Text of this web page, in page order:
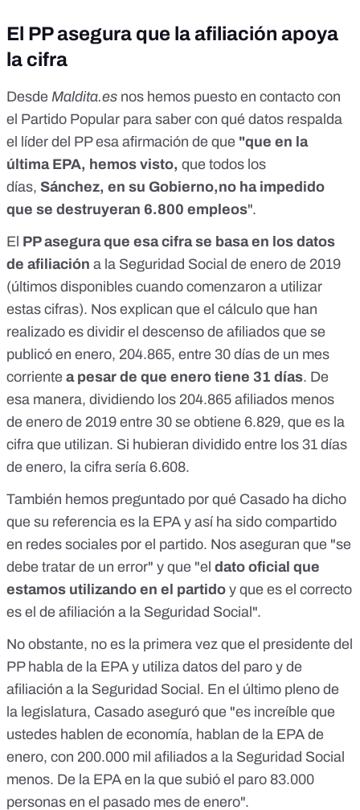
El PP asegura que la afiliación apoya
la cifra
Desde Maldita.es nos hemos puesto en contacto con
el Partido Popular para saber con qué datos respalda
el líder del PP esa afirmación de que "que en la
última EPA, hemos visto, que todos los
días, Sánchez, en su Gobierno,no ha impedido
que se destruyeran 6.800 empleos".
El PP asegura que esa cifra se basa en los datos
de afiliación a la Seguridad Social de enero de 2019
(últimos disponibles cuando comenzaron a utilizar
estas cifras). Nos explican que el cálculo que han
realizado es dividir el descenso de afiliados que se
publicó en enero, 204.865, entre 30 días de un mes
corriente a pesar de que enero tiene 31 días. De
esa manera, dividiendo los 204.865 afiliados menos
de enero de 2019 entre 30 se obtiene 6.829, que es la
cifra que utilizan. Si hubieran dividido entre los 31 días
de enero, la cifra sería 6.608.
También hemos preguntado por qué Casado ha dicho
que su referencia es la EPA y así ha sido compartido
en redes sociales por el partido. Nos aseguran que "se
debe tratar de un error" y que "el dato oficial que
estamos utilizando en el partido y que es el correcto
es el de afiliación a la Seguridad Social".
No obstante, no es la primera vez que el presidente del
PP habla de la EPA y utiliza datos del paro y de
afiliación a la Seguridad Social. En el último pleno de
la legislatura, Casado aseguró que "es increíble que
ustedes hablen de economía, hablan de la EPA de
enero, con 200.000 mil afiliados a la Seguridad Social
menos. De la EPA en la que subió el paro 83.000
personas en el pasado mes de enero".